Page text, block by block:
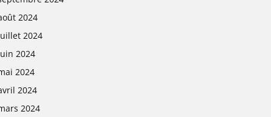
2024
2024
2024
2024
2024
2024